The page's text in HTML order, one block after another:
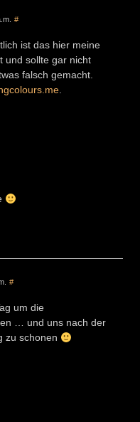
#
ist das hier meine
und sollte gar nicht
falsch gemacht.
.
#
um die
… und uns nach der
zu schonen